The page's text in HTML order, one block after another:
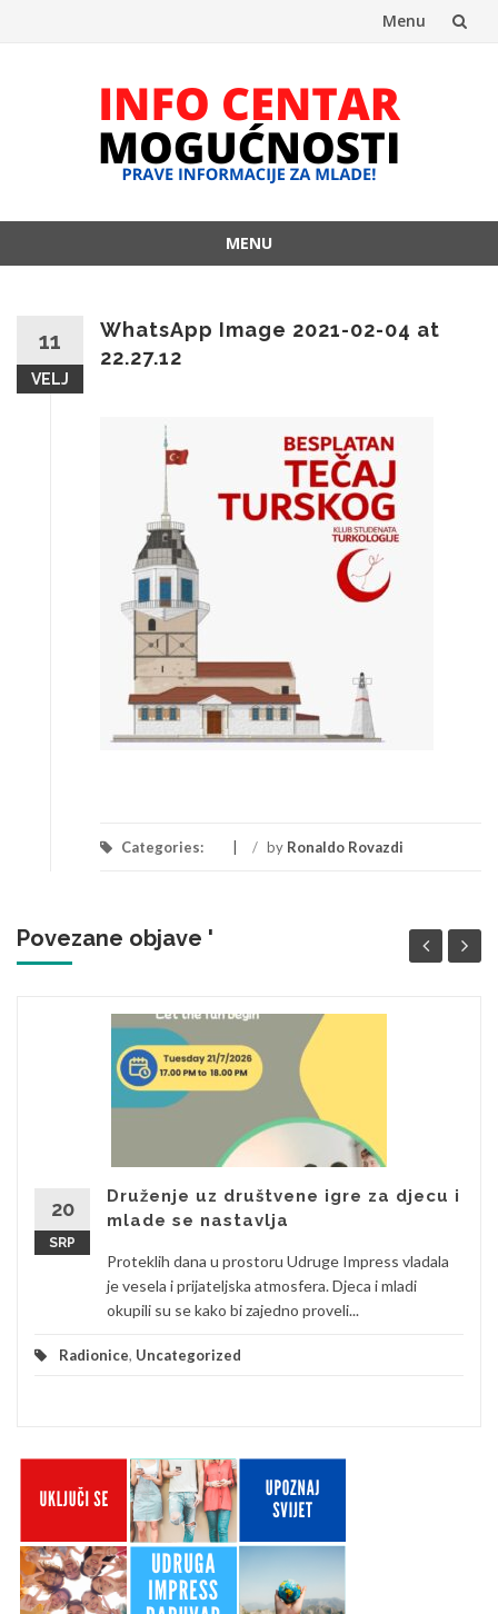
Menu
MENU
11
VELJ
WhatsApp Image 2021-02-04 at
22.27.12
Categories: / by Ronaldo Rovazdi
Povezane objave '
20
SRP
Druženje uz društvene igre za djecu i
mlade se nastavlja
Proteklih dana u prostoru Udruge Impress vladala
je vesela i prijateljska atmosfera. Djeca i mladi
okupili su se kako bi zajedno proveli...
Radionice, Uncategorized